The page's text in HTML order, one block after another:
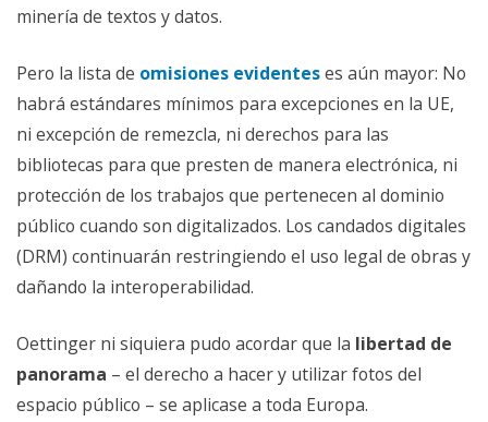
minería de textos y datos.
Pero la lista de omisiones evidenteses aún mayor: No
habrá estándares mínimos para excepciones en la UE,
ni excepción de remezcla, ni derechos para las
bibliotecas para que presten de manera electrónica, ni
protección de los trabajos que pertenecen al dominio
público cuando son digitalizados. Los candados digitales
(DRM) continuarán restringiendo el uso legal de obras y
dañando la interoperabilidad.
Oettinger ni siquiera pudo acordar que la libertad de
panorama – el derecho a hacer y utilizar fotos del
espacio público – se aplicase a toda Europa.